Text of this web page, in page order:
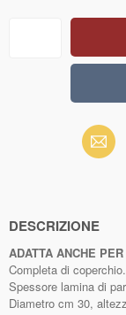
Email
DESCRIZIONE
ADATTA ANCHE
Completa di coperchio.
Spessore lamina di
Diametro cm 30,